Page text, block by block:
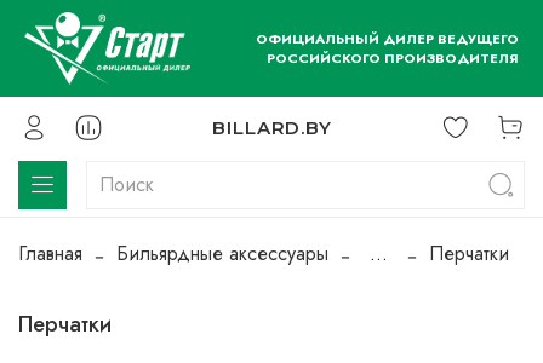
ОФИЦИАЛЬНЫЙ ДИЛЕР ВЕДУЩЕГО
РОССИЙСКОГО ПРОИЗВОДИТЕЛЯ
BILLARD.BY
Главная Бильярдные аксессуары ... Перчатки
Перчатки